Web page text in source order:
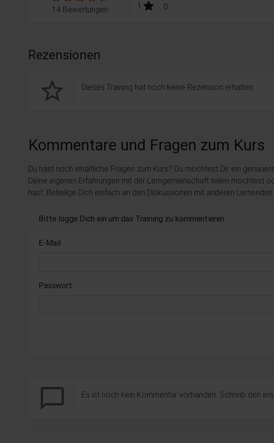
14 Bewertungen
1 stars: 0
Bewertungen
Rezensionen
star_border Dieses Training hat noch keine Rezension erhalten.
Kommentare und Fragen zum Kurs
Du hast noch inhaltliche Fragen zum Kurs? Du möchtest Dir ein
Deine eigenen Erfahrungen mit der Lerngemeinschaft teilen möchtest
hast: Beteilige Dich einfach an den Diskussionen mit anderen Lernenden
Bitte logge Dich ein um das Training zu kommentieren.
E-Mail
Passwort
chat_bubble_outline Es ist noch kein Kommentar vorhanden. Schreib den